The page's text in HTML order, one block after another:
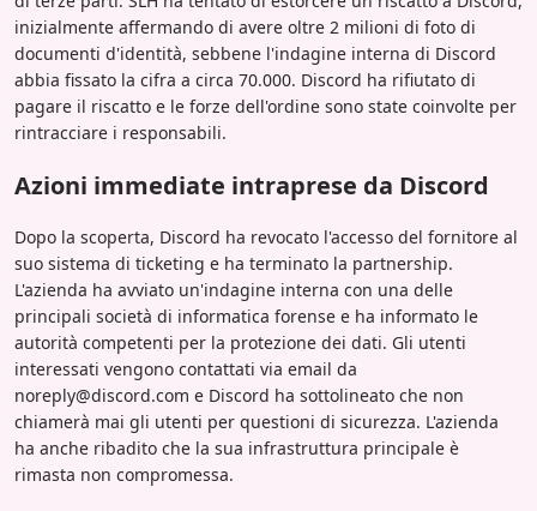
inizialmente affermando di avere oltre 2 milioni di foto di
documenti d'identità, sebbene l'indagine interna di Discord
abbia fissato la cifra a circa 70.000. Discord ha rifiutato di
pagare il riscatto e le forze dell'ordine sono state coinvolte per
rintracciare i responsabili.
Azioni immediate intraprese da Discord
Dopo la scoperta, Discord ha revocato l'accesso del fornitore al
suo sistema di ticketing e ha terminato la partnership.
L'azienda ha avviato un'indagine interna con una delle
principali società di informatica forense e ha informato le
autorità competenti per la protezione dei dati. Gli utenti
interessati vengono contattati via email da
noreply@discord.com e Discord ha sottolineato che non
chiamerà mai gli utenti per questioni di sicurezza. L'azienda
ha anche ribadito che la sua infrastruttura principale è
rimasta non compromessa.